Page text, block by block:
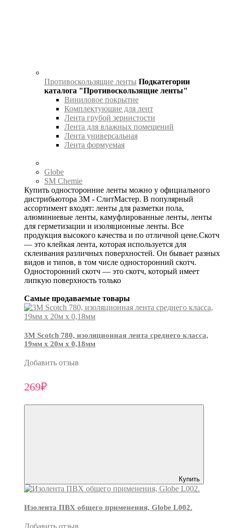
Противоскользящие ленты Подкатегории
каталога "Противоскользящие ленты"
Виниловое покрытие
Комплектуюшие для лент
Лента грубой зернистости
Лента для влажных помещений
Лента универсальная
Лента формуемая
Globe
SM Chemie
Купить односторонние ленты можно у официального
дистрибьютора 3М - СлитМастер. В популярный
ассортимент входят: ленты для разметки пола,
алюминиевые ленты, камуфлированные ленты, ленты
для герметизации и изоляционные ленты. Все
продукция высокого качества и по отличной цене.Скотч
— это клейкая лента, которая используется для
склеивания различных поверхностей. Он бывает разных
видов и типов, в том числе односторонний скотч.
Односторонний скотч — это скотч, который имеет
липкую поверхность только
Самые продаваемые товары
3М Scotch 780, изоляционная лента среднего класса,
19мм х 20м х 0,18мм
Добавить отзыв
269₽
Купить
Изолента ПВХ общего применения, Globe L002.
Добавить отзыв